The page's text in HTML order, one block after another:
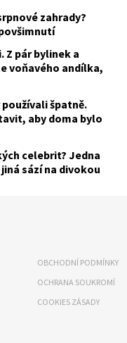
zahrady?
Z pár bylinek a
voňavého andílka,
špatně.
aby doma bylo
celebrit? Jedna
sází na divokou
OBCHODNÍ PODMÍNKY
OCHRANA SOUKROMÍ
COOKIES ZÁSADY